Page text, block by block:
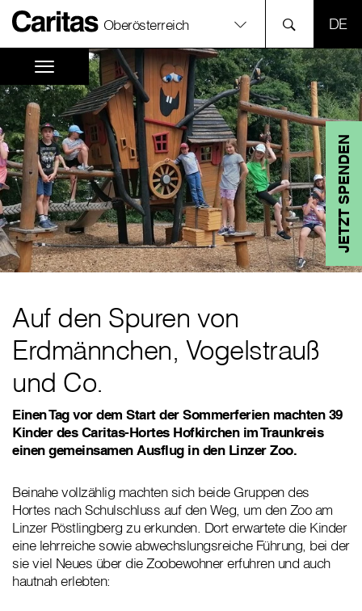
Oberösterreich
JETZT SPENDEN
Auf den Spuren von
Erdmännchen, Vogelstrauß
und Co.
Einen Tag vor dem Start der Sommerferien machten 39
Kinder des Caritas-Hortes Hofkirchen im Traunkreis
einen gemeinsamen Ausflug in den Linzer Zoo.
Beinahe vollzählig machten sich beide Gruppen des
Hortes nach Schulschluss auf den Weg, um den Zoo am
Linzer Pöstlingberg zu erkunden. Dort erwartete die Kinder
eine lehrreiche sowie abwechslungsreiche Führung, bei der
sie viel Neues über die Zoobewohner erfuhren und auch
hautnah erlebten: